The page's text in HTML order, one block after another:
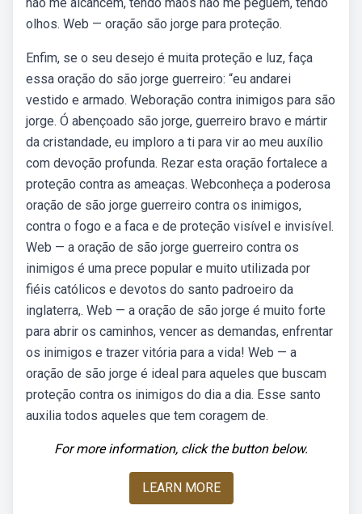
olhos. Web — oração são jorge para proteção.
Enfim, se o seu desejo é muita proteção e luz, faça
essa oração do são jorge guerreiro: “eu andarei
vestido e armado. Weboração contra inimigos para são
jorge. Ó abençoado são jorge, guerreiro bravo e mártir
da cristandade, eu imploro a ti para vir ao meu auxílio
com devoção profunda. Rezar esta oração fortalece a
proteção contra as ameaças. Webconheça a poderosa
oração de são jorge guerreiro contra os inimigos,
contra o fogo e a faca e de proteção visível e invisível.
Web — a oração de são jorge guerreiro contra os
inimigos é uma prece popular e muito utilizada por
fiéis católicos e devotos do santo padroeiro da
inglaterra,. Web — a oração de são jorge é muito forte
para abrir os caminhos, vencer as demandas, enfrentar
os inimigos e trazer vitória para a vida! Web — a
oração de são jorge é ideal para aqueles que buscam
proteção contra os inimigos do dia a dia. Esse santo
auxilia todos aqueles que tem coragem de.
For more information, click the button below.
LEARN MORE